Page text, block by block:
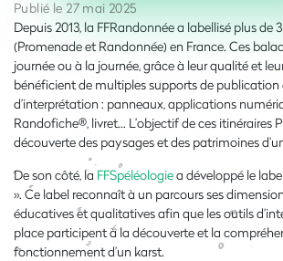
Publié le 27 mai 2025
Depuis 2013, la FFRandonnée a labellisé plus de
(Promenade et Randonnée) en France. Ces
journée ou à la journée, grâce à leur qualité et
bénéficient de multiples supports de publication
d’interprétation : panneaux, applications
Randofiche®, livret… L’objectif de ces itinéraires
découverte des paysages et des patrimoines
De son côté, la FFSpéléologiea développé le
». Ce label reconnaît à un parcours ses
éducatives et qualitatives afin que les outils
place participent à la découverte et la
fonctionnement d’un karst.